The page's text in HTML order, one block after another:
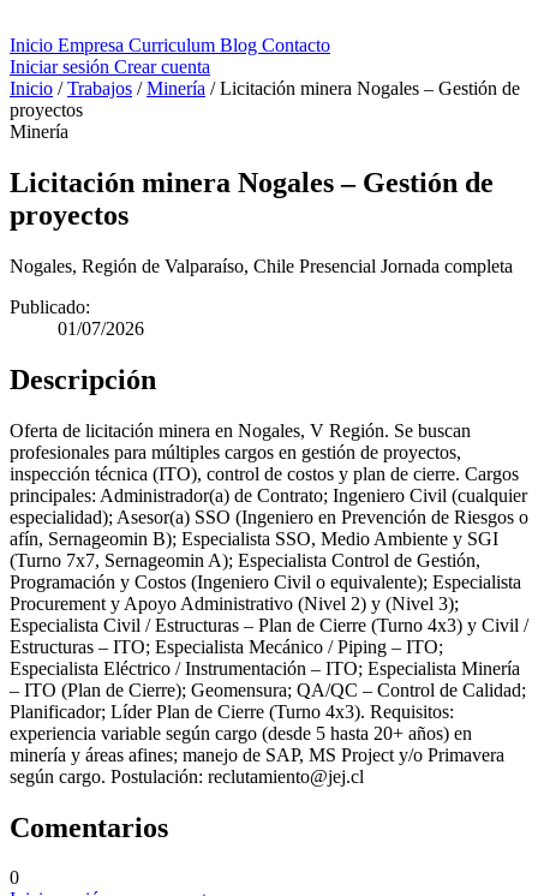
Inicio Empresa Curriculum Blog Contacto
Iniciar sesión Crear cuenta
Inicio / Trabajos / Minería / Licitación minera Nogales – Gestión de
proyectos
Minería
Licitación minera Nogales – Gestión de
proyectos
Nogales, Región de Valparaíso, Chile Presencial Jornada completa
Publicado:
01/07/2026
Descripción
Oferta de licitación minera en Nogales, V Región. Se buscan
profesionales para múltiples cargos en gestión de proyectos,
inspección técnica (ITO), control de costos y plan de cierre. Cargos
principales: Administrador(a) de Contrato; Ingeniero Civil (cualquier
especialidad); Asesor(a) SSO (Ingeniero en Prevención de Riesgos o
afín, Sernageomin B); Especialista SSO, Medio Ambiente y SGI
(Turno 7x7, Sernageomin A); Especialista Control de Gestión,
Programación y Costos (Ingeniero Civil o equivalente); Especialista
Procurement y Apoyo Administrativo (Nivel 2) y (Nivel 3);
Especialista Civil / Estructuras – Plan de Cierre (Turno 4x3) y Civil /
Estructuras – ITO; Especialista Mecánico / Piping – ITO;
Especialista Eléctrico / Instrumentación – ITO; Especialista Minería
– ITO (Plan de Cierre); Geomensura; QA/QC – Control de Calidad;
Planificador; Líder Plan de Cierre (Turno 4x3). Requisitos:
experiencia variable según cargo (desde 5 hasta 20+ años) en
minería y áreas afines; manejo de SAP, MS Project y/o Primavera
según cargo. Postulación: reclutamiento@jej.cl
Comentarios
0